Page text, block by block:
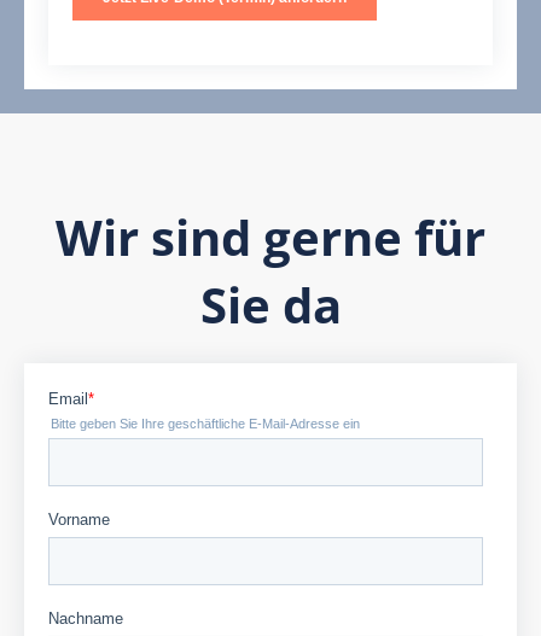
Wir sind gerne für
Sie da